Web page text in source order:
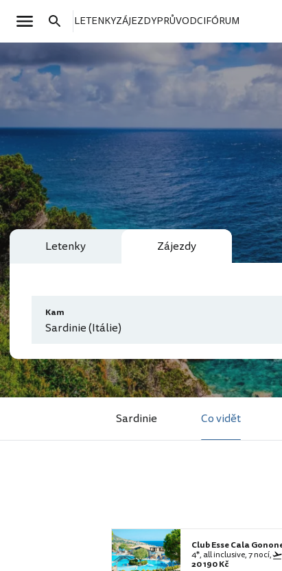
LETENKYZÁJEZDYPRŮVODCIFÓRUM
Letenky Zájezdy
Kam
Sardinie (Itálie)
Sardinie Co vidět
Club Esse Cala
4*, all inclusive, 7 nocí,
20 190 Kč